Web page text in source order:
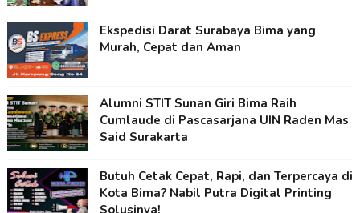
Ekspedisi Darat Surabaya Bima yang
Murah, Cepat dan Aman
Alumni STIT Sunan Giri Bima Raih
Cumlaude di Pascasarjana UIN Raden Mas
Said Surakarta
Butuh Cetak Cepat, Rapi, dan Terpercaya di
Kota Bima? Nabil Putra Digital Printing
Solusinya!